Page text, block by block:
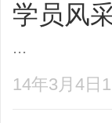
学员风
...
14年3月4日